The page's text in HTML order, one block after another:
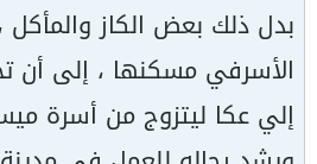
بدل ذلك بعض الكاز
الأسرفي مسكنها ، إلى أن
إلي عكا ليتزوج من أسرة